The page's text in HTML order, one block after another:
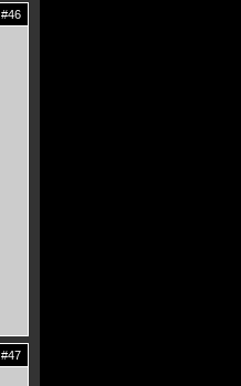
#46
#47